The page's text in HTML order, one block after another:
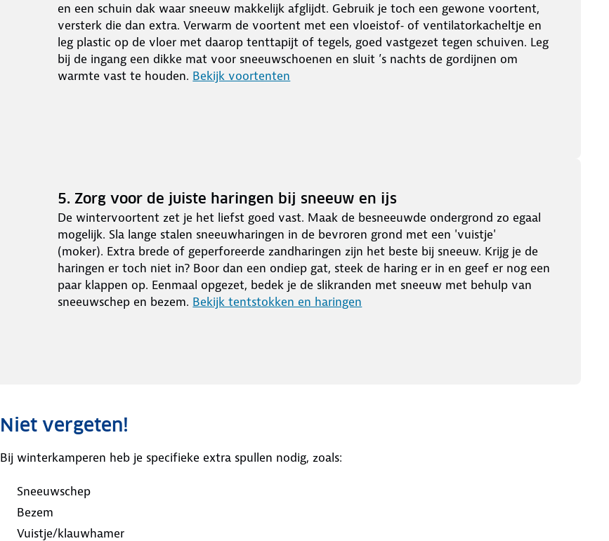
en een schuin dak waar sneeuw makkelijk afglijdt. Gebruik je toch een gewone voortent,
versterk die dan extra. Verwarm de voortent met een vloeistof‑ of ventilatorkacheltje en
leg plastic op de vloer met daarop tenttapijt of tegels, goed vastgezet tegen schuiven. Leg
bij de ingang een dikke mat voor sneeuwschoenen en sluit ’s nachts de gordijnen om
warmte vast te houden. Bekijk voortenten
5. Zorg voor de juiste haringen bij sneeuw en ijs
De wintervoortent zet je het liefst goed vast. Maak de besneeuwde ondergrond zo egaal
mogelijk. Sla lange stalen sneeuwharingen in de bevroren grond met een 'vuistje'
(moker). Extra brede of geperforeerde zandharingen zijn het beste bij sneeuw. Krijg je de
haringen er toch niet in? Boor dan een ondiep gat, steek de haring er in en geef er nog een
paar klappen op. Eenmaal opgezet, bedek je de slikranden met sneeuw met behulp van
sneeuwschep en bezem. Bekijk tentstokken en haringen
Niet vergeten!
Bij winterkamperen heb je specifieke extra spullen nodig, zoals:
Sneeuwschep
Bezem
Vuistje/klauwhamer